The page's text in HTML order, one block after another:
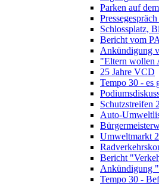
Parken auf
Schlossplatz,
Bericht vom
Ankündigung
"Eltern wollen
25 Jahre VCD
Tempo 30 - es
Schutzstreifen
Auto-
Umweltmarkt
Bericht
Ankündigung
Tempo 30 -